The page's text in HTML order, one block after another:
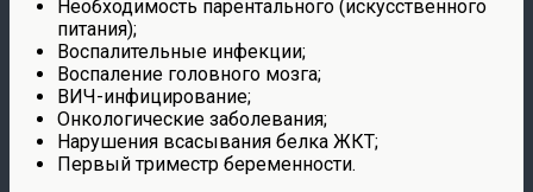
Необходимость парентального (искусственного
питания);
Воспалительные инфекции;
Воспаление головного мозга;
ВИЧ-инфицирование;
Онкологические заболевания;
Нарушения всасывания белка ЖКТ;
Первый триместр беременности.